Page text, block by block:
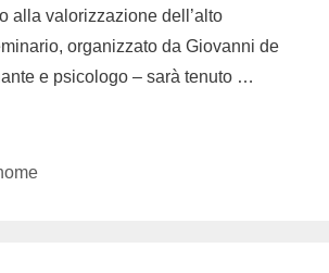
alla valorizzazione dell’alto
organizzato da Giovanni de
e psicologo – sarà tenuto …